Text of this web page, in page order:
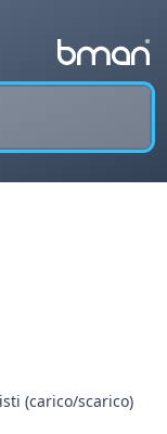
(carico/scarico)